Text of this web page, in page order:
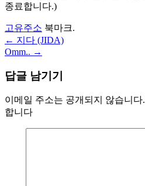
종료합니다.)
고유주소 북마크.
글
비
게
이
← 지다 (JIDA)
Omm.. →
답글 남기기
이메일 주소는 공개되지 않습니다.
합니다